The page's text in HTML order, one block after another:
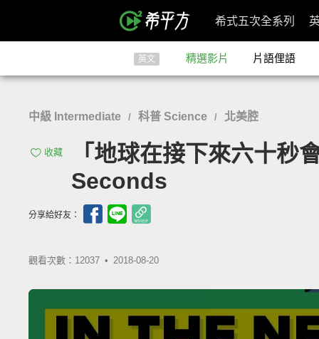
希式五次全系列
英文 精選影片 片語俚語
中級 Intermediate / 科普 Science / 北美腔
收藏
「地球在接下來六十
Seconds
分享給好友：
觀看次數：12037 • 2018-08-20